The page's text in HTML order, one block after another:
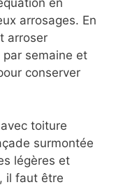
en
arrosages. En
arroser
semaine et
conserver
toiture
surmontée
légères et
il faut être